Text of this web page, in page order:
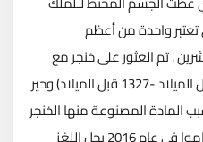
واحدة من أعظم
. تم العثور على خنجر مع
مومياء توت عنخ آمون (1336 قبل الميلاد -1327 قبل الميلاد) وحير
المادة المصنوعة منها الخنجر